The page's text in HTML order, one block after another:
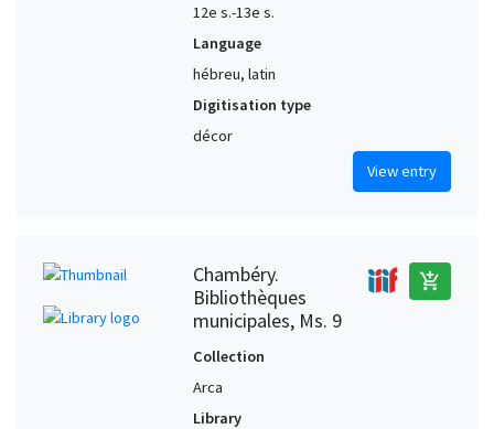
12e s.-13e s.
Language
hébreu, latin
Digitisation type
décor
View entry
Chambéry.
Bibliothèques
municipales, Ms. 9
add_shopping_cart
Collection
Arca
Library